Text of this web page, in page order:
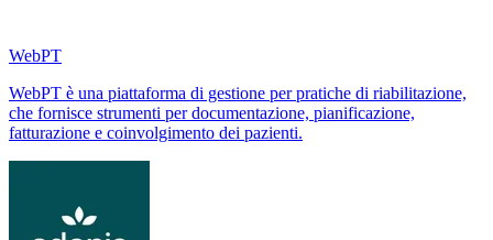
WebPT
WebPT è una piattaforma di gestione per pratiche di riabilitazione,
che fornisce strumenti per documentazione, pianificazione,
fatturazione e coinvolgimento dei pazienti.